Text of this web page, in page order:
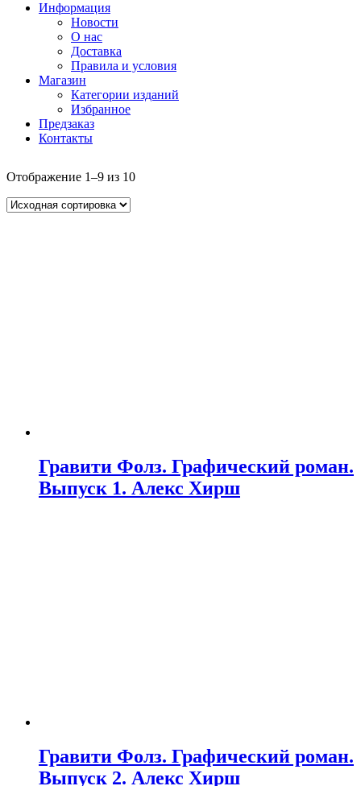
Информация
Новости
О нас
Доставка
Правила и условия
Магазин
Категории изданий
Избранное
Предзаказ
Контакты
Отображение 1–9 из 10
Гравити Фолз. Графический роман.
Выпуск 1. Алекс Хирш
Гравити Фолз. Графический роман.
Выпуск 2. Алекс Хирш